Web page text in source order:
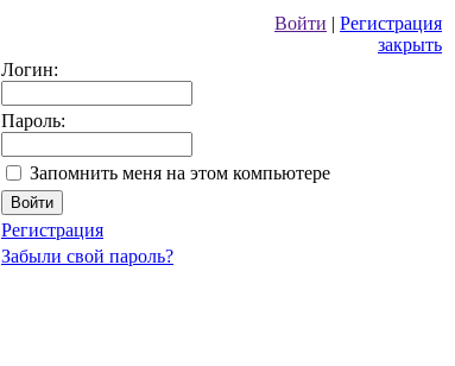
Войти | Регистрация
закрыть
Логин:
Пароль:
Запомнить меня на этом компьютере
Регистрация
Забыли свой пароль?